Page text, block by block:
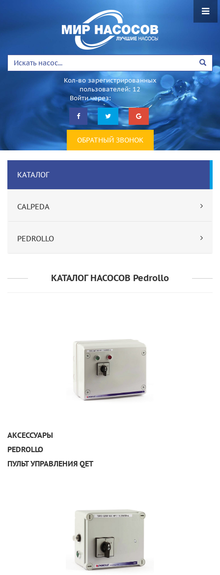
Кол-во зарегистрированных
пользователей: 12
Войти через:
ОБРАТНЫЙ ЗВОНОК
КАТАЛОГ
CALPEDA
PEDROLLO
КАТАЛОГ НАСОСОВ Pedrollo
АКСЕССУАРЫ
PEDROLLO
ПУЛЬТ УПРАВЛЕНИЯ QET